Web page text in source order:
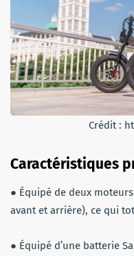
Crédit :
Caractéristiques
● Équipé de deux
avant et arrière), ce qui
● Équipé d’une batterie